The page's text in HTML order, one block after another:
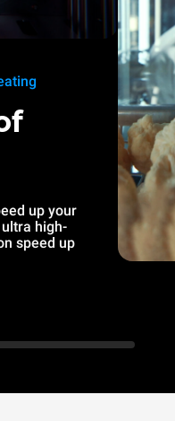
up your
high-
speed up